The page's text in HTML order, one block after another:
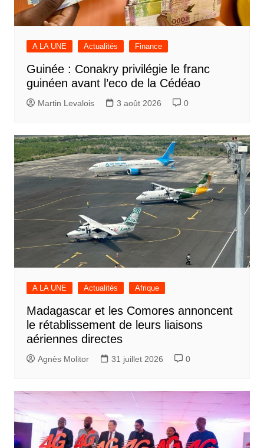
A LA UNE Actualités Finance
Guinée : Conakry privilégie le franc
guinéen avant l’eco de la Cédéao
Martin Levalois 3 août 2026 0
A LA UNE Actualités Afrique
Madagascar et les Comores annoncent
le rétablissement de leurs liaisons
aériennes directes
Agnès Molitor 31 juillet 2026 0